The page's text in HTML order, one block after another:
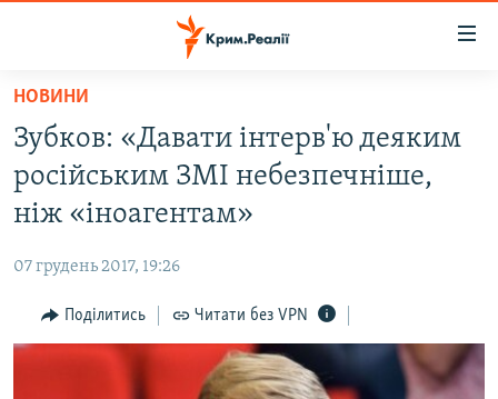
Перейти
основного
матеріалу
Перейти
до
основної
навігації
Перейти
до
НОВИНИ
ВОДА.КРИМ
ВІДЕО ТА ФОТО
БЛОГИ
ПОГЛЯД
ІНТЕРВ'Ю
НОВИНИ
Зубков: «Давати інтерв'ю деяким
російським ЗМІ небезпечніше,
ніж «іноагентам»
07 грудень 2017, 19:26
Поділитись Читати без VPN